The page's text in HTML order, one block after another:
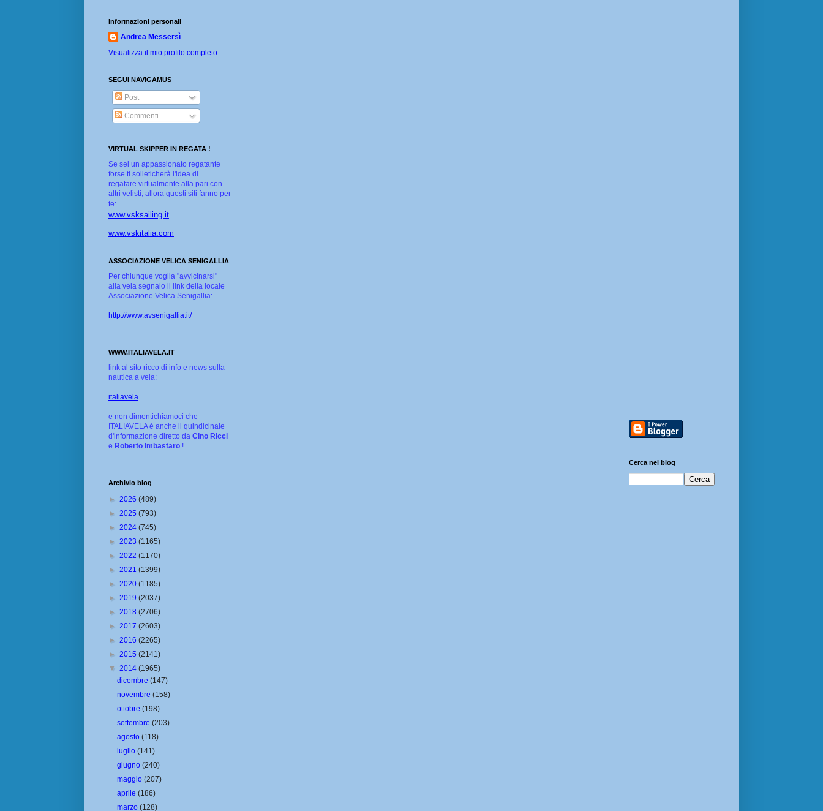
Informazioni personali
Andrea Messersì
Visualizza il mio profilo completo
SEGUI NAVIGAMUS
Post
Commenti
VIRTUAL SKIPPER IN REGATA !
Se sei un appassionato regatante
forse ti solleticherà l'idea di
regatare virtualmente alla pari con
altri velisti, allora questi siti fanno per
te:
www.vsksailing.it
www.vskitalia.com
ASSOCIAZIONE VELICA SENIGALLIA
Per chiunque voglia "avvicinarsi"
alla vela segnalo il link della locale
Associazione Velica Senigallia:
http://www.avsenigallia.it/
WWW.ITALIAVELA.IT
link al sito ricco di info e news sulla
nautica a vela:
italiavela
e non dimentichiamoci che
ITALIAVELA è anche il quindicinale
d'informazione diretto da Cino Ricci
e Roberto Imbastaro !
Archivio blog
► 2026 (489)
► 2025 (793)
► 2024 (745)
► 2023 (1165)
► 2022 (1170)
► 2021 (1399)
► 2020 (1185)
► 2019 (2037)
► 2018 (2706)
► 2017 (2603)
► 2016 (2265)
► 2015 (2141)
▼ 2014 (1965)
dicembre(147)
novembre(158)
ottobre(198)
settembre(203)
agosto(118)
luglio(141)
giugno(240)
maggio(207)
aprile(186)
marzo(128)
Cerca nel blog